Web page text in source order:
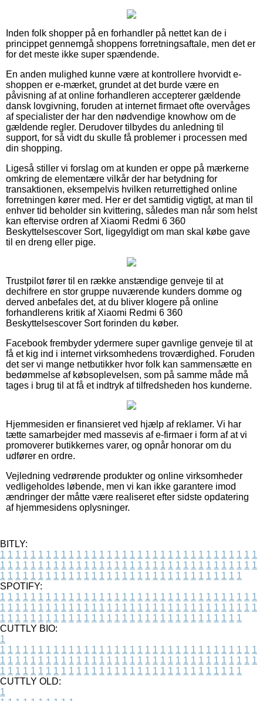
Inden folk shopper på en forhandler på nettet kan de i
princippet gennemgå shoppens forretningsaftale, men det er
for det meste ikke super spændende.
En anden mulighed kunne være at kontrollere hvorvidt e-
shoppen er e-mærket, grundet at det burde være en
påvisning af at online forhandleren accepterer gældende
dansk lovgivning, foruden at internet firmaet ofte overvåges
af specialister der har den nødvendige knowhow om de
gældende regler. Derudover tilbydes du anledning til
support, for så vidt du skulle få problemer i processen med
din shopping.
Ligeså stiller vi forslag om at kunden er oppe på mærkerne
omkring de elementære vilkår der har betydning for
transaktionen, eksempelvis hvilken returrettighed online
forretningen kører med. Her er det samtidig vigtigt, at man til
enhver tid beholder sin kvittering, således man når som helst
kan eftervise ordren af Xiaomi Redmi 6 360
Beskyttelsescover Sort, ligegyldigt om man skal købe gave
til en dreng eller pige.
Trustpilot fører til en række anstændige genveje til at
dechifrere en stor gruppe nuværende kunders domme og
derved anbefales det, at du bliver klogere på online
forhandlerens kritik af Xiaomi Redmi 6 360
Beskyttelsescover Sort forinden du køber.
Facebook frembyder ydermere super gavnlige genveje til at
få et kig ind i internet virksomhedens troværdighed. Foruden
det ser vi mange netbutikker hvor folk kan sammensætte en
bedømmelse af købsoplevelsen, som på samme måde må
tages i brug til at få et indtryk af tilfredsheden hos kunderne.
Hjemmesiden er finansieret ved hjælp af reklamer. Vi har
tætte samarbejder med massevis af e-firmaer i form af at vi
promoverer butikkernes varer, og opnår honorar om du
udfører en ordre.
Vejledning vedrørende produkter og online virksomheder
vedligeholdes løbende, men vi kan ikke garantere imod
ændringer der måtte være realiseret efter sidste opdatering
af hjemmesidens oplysninger.
BITLY:
1 1 1 1 1 1 1 1 1 1 1 1 1 1 1 1 1 1 1 1 1 1 1 1 1 1 1 1 1 1 1 1 1 1
1 1 1 1 1 1 1 1 1 1 1 1 1 1 1 1 1 1 1 1 1 1 1 1 1 1 1 1 1 1 1 1 1 1
1 1 1 1 1 1 1 1 1 1 1 1 1 1 1 1 1 1 1 1 1 1 1 1 1 1 1 1 1 1 1 1
SPOTIFY:
1 1 1 1 1 1 1 1 1 1 1 1 1 1 1 1 1 1 1 1 1 1 1 1 1 1 1 1 1 1 1 1 1 1
1 1 1 1 1 1 1 1 1 1 1 1 1 1 1 1 1 1 1 1 1 1 1 1 1 1 1 1 1 1 1 1 1 1
1 1 1 1 1 1 1 1 1 1 1 1 1 1 1 1 1 1 1 1 1 1 1 1 1 1 1 1 1 1 1 1
CUTTLY BIO:
1
1 1 1 1 1 1 1 1 1 1 1 1 1 1 1 1 1 1 1 1 1 1 1 1 1 1 1 1 1 1 1 1 1 1
1 1 1 1 1 1 1 1 1 1 1 1 1 1 1 1 1 1 1 1 1 1 1 1 1 1 1 1 1 1 1 1 1 1
1 1 1 1 1 1 1 1 1 1 1 1 1 1 1 1 1 1 1 1 1 1 1 1 1 1 1 1 1 1 1 1
CUTTLY OLD:
1